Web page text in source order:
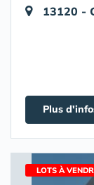
13120 -
Plus
LOTS À